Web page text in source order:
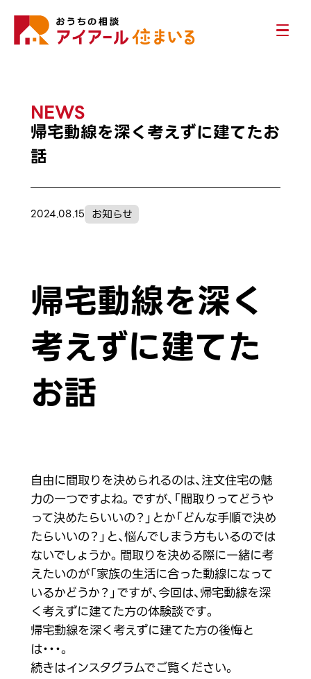
NEWS
帰宅動線を深く考えずに建てたお
話
2024.08.15 お知らせ
帰宅動線を深く
考えずに建てた
お話
自由に間取りを決められるのは、注文住宅の魅
力の一つですよね。ですが、「間取りってどうや
って決めたらいいの？」とか「どんな手順で決め
たらいいの？」と、悩んでしまう方もいるのでは
ないでしょうか。間取りを決める際に一緒に考
えたいのが「家族の生活に合った動線になって
いるかどうか？」ですが、今回は、帰宅動線を深
く考えずに建てた方の体験談です。
帰宅動線を深く考えずに建てた方の後悔と
は・・・。
続きはインスタグラムでご覧ください。